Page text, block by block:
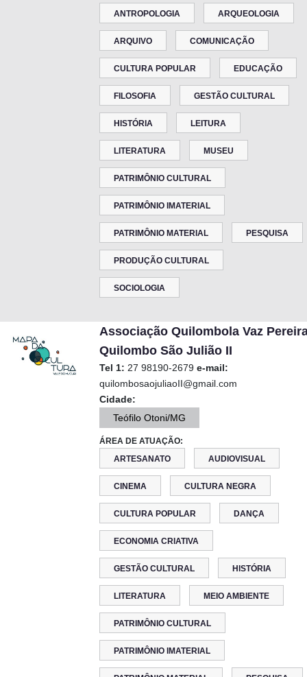
ANTROPOLOGIA
ARQUEOLOGIA
ARQUIVO COMUNICAÇÃO
CULTURA POPULAR EDUCAÇÃO
FILOSOFIA GESTÃO CULTURAL
HISTÓRIA LEITURA
LITERATURA MUSEU
PATRIMÔNIO CULTURAL
PATRIMÔNIO IMATERIAL
PATRIMÔNIO MATERIAL PESQUISA
PRODUÇÃO CULTURAL
SOCIOLOGIA
Associação Quilombola Vaz
Quilombo São Julião II
Tel 1: 27 98190-2679 e-mail:
quilombosaojuliaoII@gmail.com
Cidade:
Teófilo Otoni/MG
ÁREA DE ATUAÇÃO:
ARTESANATO
AUDIOVISUAL
CINEMA CULTURA NEGRA
CULTURA POPULAR DANÇA
ECONOMIA CRIATIVA
GESTÃO CULTURAL HISTÓRIA
LITERATURA MEIO AMBIENTE
PATRIMÔNIO CULTURAL
PATRIMÔNIO IMATERIAL